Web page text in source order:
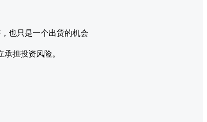
也只是一个出货的机会
担投资风险。